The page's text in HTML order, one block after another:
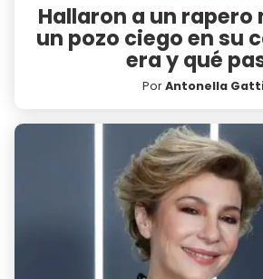
Hallaron a un rapero
un pozo ciego en su
era y qué
PorAntonella